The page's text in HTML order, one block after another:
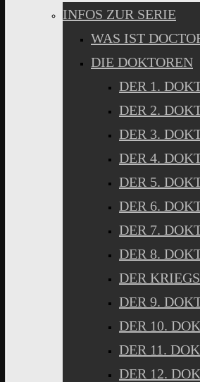
INFOS ZUR SERIE
WAS IST
DIE DOKTOREN
DER 1.
DER 2.
DER 3.
DER 4.
DER 5.
DER 6.
DER 7.
DER 8.
DER
DER 9.
DER 10.
DER 11.
DER 12.